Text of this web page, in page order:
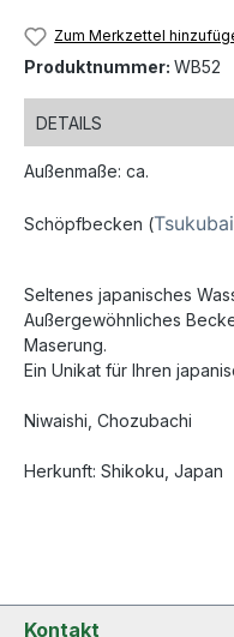
Zum Merkzettel
Produktnummer: WB52
DETAILS
Außenmaße: ca.
Schöpfbecken (
Seltenes japanisches
Außergewöhnliches
Maserung.
Ein Unikat für Ihren
Niwaishi, Chozubachi
Herkunft: Shikoku, Japan
Kontakt